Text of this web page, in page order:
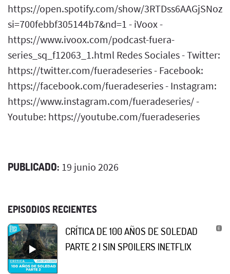
https://open.spotify.com/show/
si=700febbf305144b7&nd=1 - iVoox -
https://www.ivoox.com/podcast-fuera-
series_sq_f12063_1.html Redes Sociales - Twitter:
https://twitter.com/fueradeseries - Facebook:
https://facebook.com/fueradeseries - Instagram:
https://www.instagram.com/fueradeseries/ -
Youtube: https://youtube.com/fueradeseries
PUBLICADO: 19 junio 2026
EPISODIOS RECIENTES
CRÍTICA DE 100 AÑOS DE SOLEDAD
PARTE 2 | SIN SPOILERS |NETFLIX